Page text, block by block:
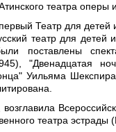
театра оперы
Театр для
театр для
поставлены
"Двенадцатая
Уильяма
театра эстрады